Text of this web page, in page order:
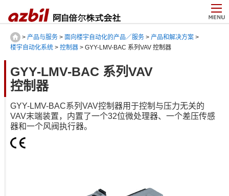
> 产品与服务 > 面向楼宇自动化的产品／服务 > 产品和解决方案 >
楼宇自动化系统 > 控制器 > GYY-LMV-BAC 系列VAV 控制器
GYY-LMV-BAC 系列VAV
控制器
GYY-LMV-BAC系列VAV控制器用于控制与压力无关的
VAV末端装置，内置了一个32位微处理器、一个差压传感
器和一个风阀执行器。